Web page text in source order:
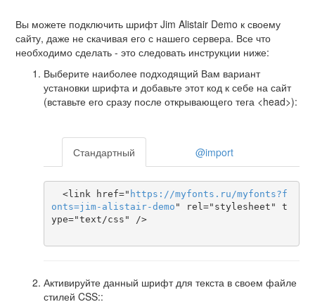
Вы можете подключить шрифт Jim Alistair Demo к своему
сайту, даже не скачивая его с нашего сервера. Все что
необходимо сделать - это следовать инструкции ниже:
Выберите наиболее подходящий Вам вариант
установки шрифта и добавьте этот код к себе на сайт
(вставьте его сразу после открывающего тега <head>):
Стандартный @import
  <link href="
https ://myfonts . ru/myfonts?f
onts=jim-alistair-demo " rel="stylesheet" t
ype="text/css" />
Активируйте данный шрифт для текста в своем файле
стилей CSS::